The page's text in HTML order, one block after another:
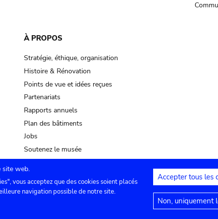
À PROPOS
Stratégie, éthique, organisation
Histoire & Rénovation
Points de vue et idées reçues
Partenariats
Rapports annuels
Plan des bâtiments
Jobs
Soutenez le musée
Contact Paramètres de confidentialité
site web.
vous acceptez que des cookies soient placés
navigation possible de notre site.
Accepter tous les
Non, uniquement